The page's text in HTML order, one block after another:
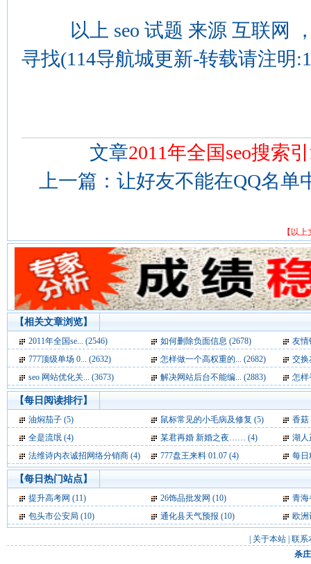
以上 seo 试题 来源 互联网 ，
寻找(114导航城更新-转载请注明
文章2011年全国seo搜索
上一篇： 让好友不能在QQ名单
【以
【相关文章浏览】
2011年全国se... (2546) 如何删除负面信息 (2678)
友情
777顶级单场 0... (2632)
怎样做一个高权重的... (2682)
交换
seo 网站优化关... (3673)
解决网站后台不能编... (2883) 怎样
【每日阅读排行】
油焖茄子 (5) 鼠标常见的小毛病及修复 (5)
香菇
全是流氓 (4)
某君再婚 新婚之夜…… (4)
湖人正
法维诗内衣诚招网络分销商 (4)
777盘王来料 01.07 (4) 每日
【每日热门站点】
提升高考网 (11) 26饰品批发网 (10)
青海
包头市公安局 (10) 通化县天气预报 (10) 欧洲
关于本站 联系
杀